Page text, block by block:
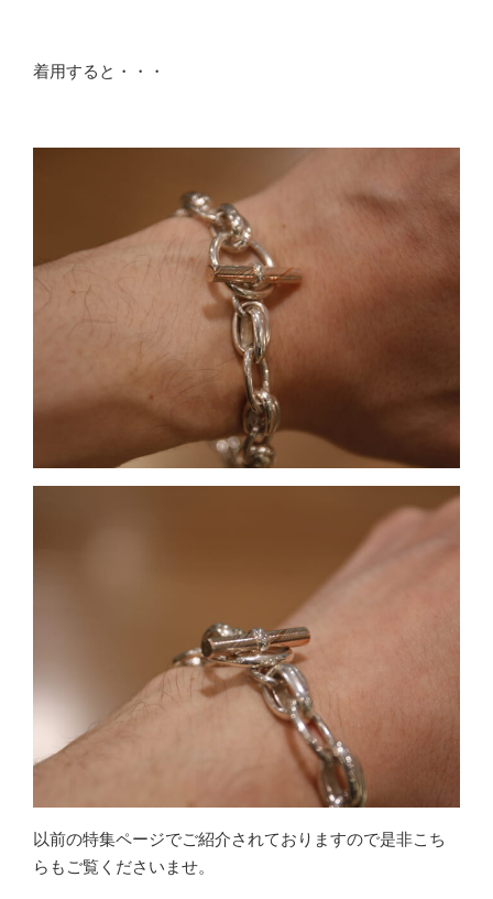
着用すると・・・
以前の特集ページでご紹介されておりますので是非こち
らもご覧くださいませ。